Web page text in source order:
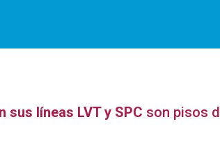
sus líneas LVT y SPC son pisos